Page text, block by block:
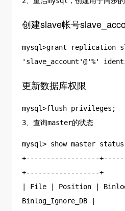
创建slave帐号
mysql>grant replication
'slave_account'@'%'
更新数据库权限
mysql>flush privileges;
3、查询master的状态
mysql> show master
+------------------
+------------------+
| File | Position |
Binlog_Ignore_DB |